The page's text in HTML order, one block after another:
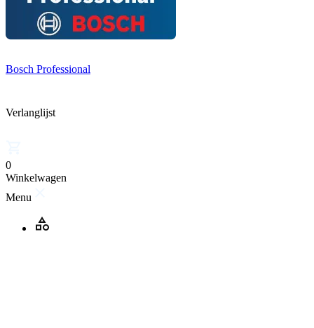
Bosch Professional
Verlanglijst
0
Winkelwagen
Menu